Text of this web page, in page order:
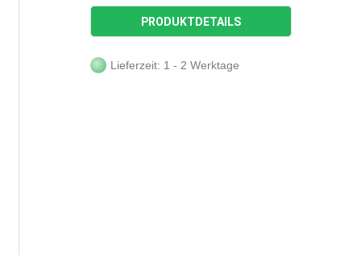
PRODUKTDETAILS
Lieferzeit: 1 - 2 Werktage